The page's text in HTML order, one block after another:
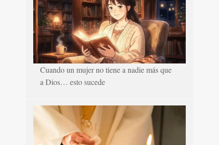
Cuando un mujer no tiene a nadie más que
a Dios… esto sucede